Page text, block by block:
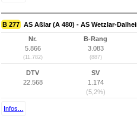
B 277 AS Aßlar (A 480) - AS Wetzlar-
Nr.
5.866
(11.782)
B-Rang
3.083
(887)
DTV
22.568
SV
1.174
(5,2%)
Infos...